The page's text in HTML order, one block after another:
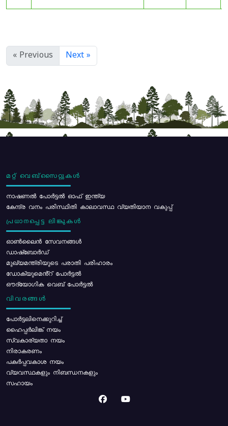
« Previous Next »
മറ്റ് വെബ്സൈറ്റുകൾ
നാഷണൽ പോർട്ടൽ ഓഫ് ഇന്ത്യ
കേന്ദ്ര വനം പരിസ്ഥിതി കാലാവസ്ഥ വ്യതിയാന വകുപ്പ്
പ്രധാനപ്പെട്ട ലിങ്കുകൾ
ഓൺലൈൻ സേവനങ്ങൾ
ഡാഷ്ബോർഡ്
മുഖ്യമന്ത്രിയുടെ പരാതി പരിഹാരം
ഡോക്യുമെൻ്റ് പോർട്ടൽ
ഔദ്യോഗിക വെബ് പോർട്ടൽ
വിവരങ്ങൾ
പോര്‍ട്ടലിനെക്കുറിച്ച്
ഹൈപ്പർലിങ്ക് നയം
സ്വകാര്യതാ നയം
നിരാകരണം
പകർപ്പവകാശ നയം
വ്യവസ്ഥകളും നിബന്ധനകളും
സഹായം